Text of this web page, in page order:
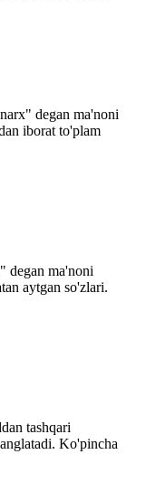
degan ma'noni
iborat to'plam
degan ma'noni
aytgan so'zlari.
tashqari
Ko'pincha